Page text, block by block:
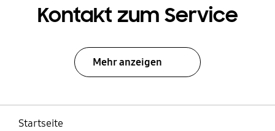
Kontakt zum Service
Mehr anzeigen
Startseite